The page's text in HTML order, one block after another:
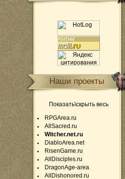
Наши проекты
Показать\скрыть весь
RPGArea.ru
AllSacred.ru
Witcher.net.ru
DiabloArea.net
RisenGame.ru
AllDisciples.ru
DragonAge-area
AllDishonored.ru